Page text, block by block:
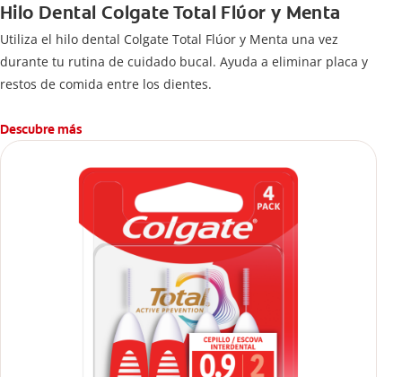
Hilo Dental Colgate Total Flúor y Menta
Utiliza el hilo dental Colgate Total Flúor y Menta una vez
durante tu rutina de cuidado bucal. Ayuda a eliminar placa y
restos de comida entre los dientes.
Descubre más